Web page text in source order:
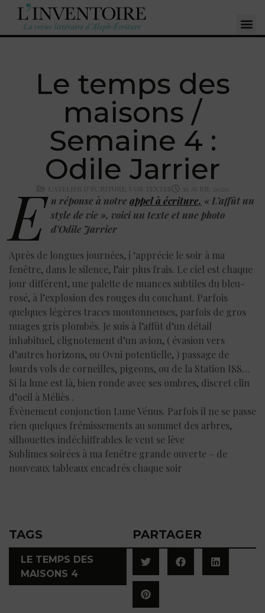
Le temps des
maisons /
Semaine 4 :
Odile Jarrier
L'ATELIER D'ÉCRITURE VOS TEXTES 16 AVRIL 2020
E n réponse à notre appel à écriture, « L’affût un
style de vie », voici un texte et une photo
d’Odile Jarrier
Après de longues journées, j ‘apprécie le soir à ma
fenêtre, dans le silence, l’air plus frais. Le ciel est chaque
jour différent, une palette de nuances subtiles du bleu-
rosé, à l’explosion des rouges du couchant. Parfois
quelques légères traces moutonneuses, parfois de gros
nuages gris plombés. Je suis à l’affût d’un détail
inhabituel, clignotement d’un avion, ( évasion vers
d’autres horizons, ou Ovni potentielle, ) passage de
lourds vols de corneilles, pigeons, ou de la Station ISS…
Si la lune est là, bien ronde avec ses ombres, discret clin
d’oeil à Méliès .
Évènement conjonction Lune Vénus. Parfois il ne se passe
rien quelques frémissements au sommet des arbres,
silhouettes indéchiffrables le vent se lève
Sublimes soirées à ma fenêtre grande ouverte – de
nouveaux tableaux encadrés chaque soir
TAGS
LE TEMPS DES
MAISONS 4
PARTAGER